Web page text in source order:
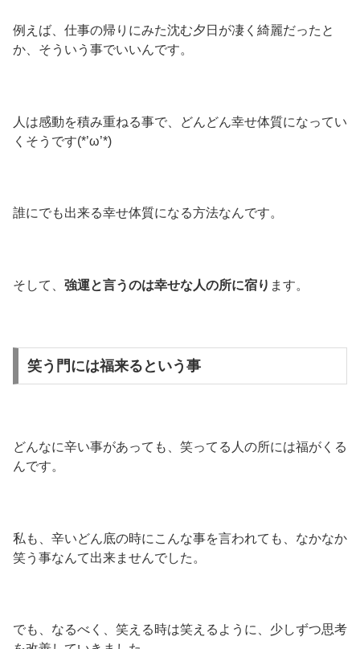
例えば、仕事の帰りにみた沈む夕日が凄く綺麗だったと
か、そういう事でいいんです。
人は感動を積み重ねる事で、どんどん幸せ体質になってい
くそうです(*’ω’*)
誰にでも出来る幸せ体質になる方法なんです。
そして、 強運と言うのは幸せな人の所に宿り ます。
笑う門には福来るという事
どんなに辛い事があっても、笑ってる人の所には福がくる
んです。
私も、辛いどん底の時にこんな事を言われても、なかなか
笑う事なんて出来ませんでした。
でも、なるべく、笑える時は笑えるように、少しずつ思考